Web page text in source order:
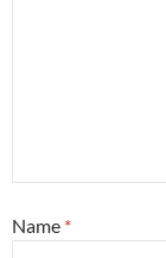
Name *